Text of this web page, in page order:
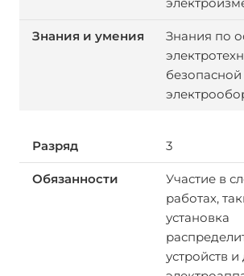
Знания по
безопасной
3
Участие в
работах,
установка
устройств и